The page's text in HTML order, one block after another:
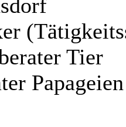
Tier
Papageien